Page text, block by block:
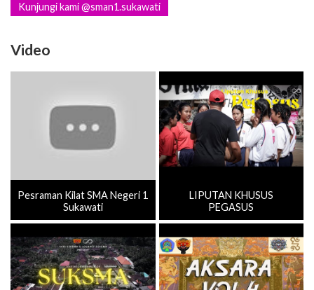
Kunjungi kami @sman1.sukawati
Video
Pesraman Kilat SMA Negeri 1
Sukawati
LIPUTAN KHUSUS
PEGASUS